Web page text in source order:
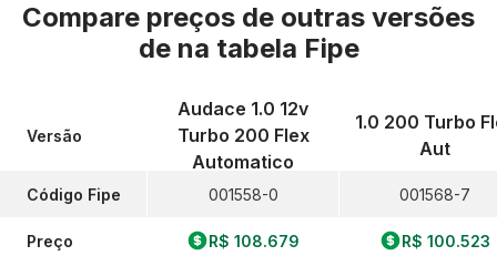
Compare preços de outras versões
de na tabela Fipe
Versão
Código Fipe
Preço
Audace 1.0 12v
Turbo 200 Flex
Automatico
001558-0
R$ 108.679
1.0 200 Turbo
Aut
001568-7
R$ 100.523